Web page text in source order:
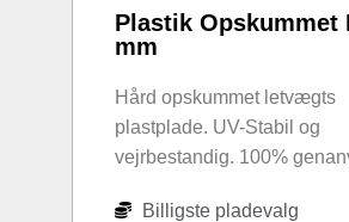
Plastik Opskummet
mm
Hård opskummet letvægts
plastplade. UV-Stabil og
vejrbestandig. 100%
Billigste pladevalg